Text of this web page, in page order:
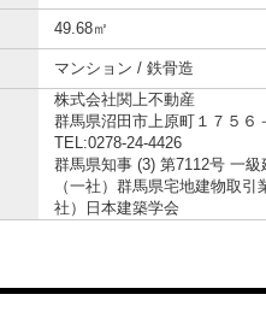
49.68㎡
マンション / 鉄骨造
株式会社関上不動産
群馬県沼田市上原町１７５６
TEL:0278-24-4426
群馬県知事 (3) 第7112号 一
（一社）群馬県宅地建物取
社）日本建築学会